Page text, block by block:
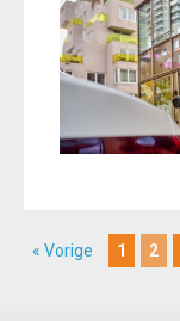
« Vorige 1 2